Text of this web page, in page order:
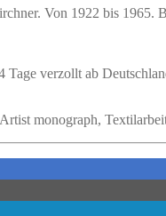
Von 1922 bis 1965.
verzollt ab
monograph,